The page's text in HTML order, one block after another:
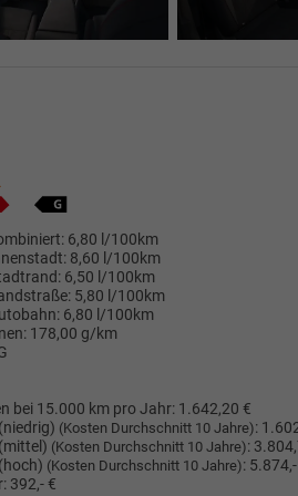
6,80 l/100km
8,60 l/100km
6,50 l/100km
5,80 l/100km
6,80 l/100km
178,00 g/km
bei 15.000 km pro Jahr: 1.642,20 €
(Kosten Durchschnitt 10 Jahre):
(Kosten Durchschnitt 10 Jahre):
(Kosten Durchschnitt 10 Jahre):
392,- €